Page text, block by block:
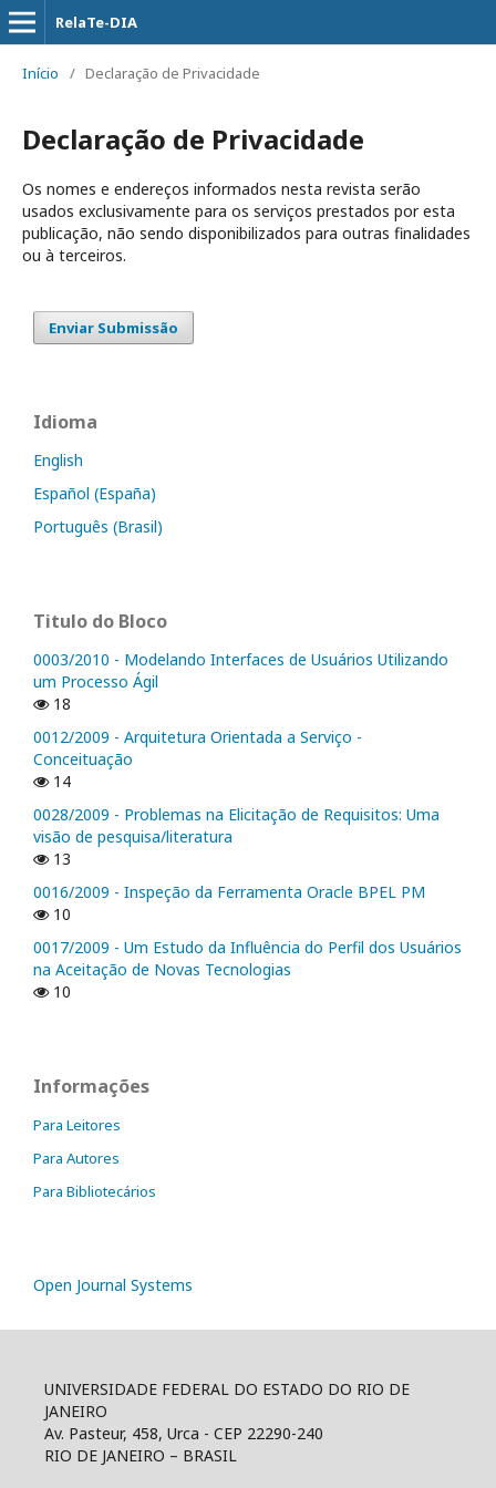
RelaTe-DIA
Início / Declaração de Privacidade
Declaração de Privacidade
Os nomes e endereços informados nesta revista serão
usados exclusivamente para os serviços prestados por esta
publicação, não sendo disponibilizados para outras finalidades
ou à terceiros.
Enviar Submissão
Idioma
English
Español (España)
Português (Brasil)
Titulo do Bloco
0003/2010 - Modelando Interfaces de Usuários Utilizando
um Processo Ágil
18
0012/2009 - Arquitetura Orientada a Serviço -
Conceituação
14
0028/2009 - Problemas na Elicitação de Requisitos: Uma
visão de pesquisa/literatura
13
0016/2009 - Inspeção da Ferramenta Oracle BPEL PM
10
0017/2009 - Um Estudo da Influência do Perfil dos Usuários
na Aceitação de Novas Tecnologias
10
Informações
Para Leitores
Para Autores
Para Bibliotecários
Open Journal Systems
UNIVERSIDADE FEDERAL DO ESTADO DO RIO DE
JANEIRO
Av. Pasteur, 458, Urca - CEP 22290-240
RIO DE JANEIRO – BRASIL